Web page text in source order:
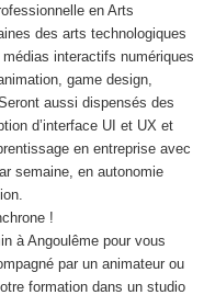
en Arts
des arts technologiques
interactifs numériques
game design,
aussi dispensés des
d’interface UI et UX et
en entreprise avec
semaine, en autonomie
!
à Angoulême pour vous
par un animateur ou
formation dans un studio